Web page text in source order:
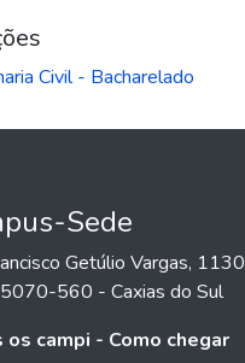
Civil - Bacharelado
Sede
Getúlio Vargas, 1130
560 - Caxias do Sul
os campi - Como chegar